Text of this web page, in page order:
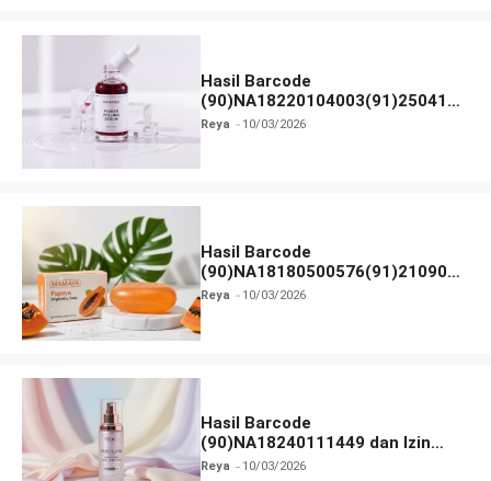
Hasil Barcode
(90)NA18220104003(91)250418
dan Izin BPOM
Reya 10/03/2026
Hasil Barcode
(90)NA18180500576(91)210906
dan Izin BPOM
Reya 10/03/2026
Hasil Barcode
(90)NA18240111449 dan Izin
BPOM
Reya 10/03/2026